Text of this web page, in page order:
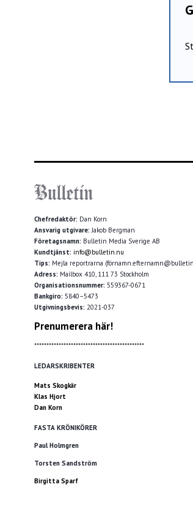
Chefredaktör: Dan Korn
Ansvarig utgivare: Jakob Bergman
Företagsnamn: Bulletin Media Sverige AB
Kundtjänst: info@bulletin.nu
Tips: Mejla reportrarna
Adress: Mailbox 410, 111 73 Stockholm
Organisationsnummer: 559367-0671
Bankgiro: 5840–5473
Utgivningsbevis: 2021-037
Prenumerera här!
*********************************************
LEDARSKRIBENTER
Mats Skogkär
Klas Hjort
Dan Korn
FASTA KRÖNIKÖRER
Paul Holmgren
Torsten Sandström
Birgitta Sparf